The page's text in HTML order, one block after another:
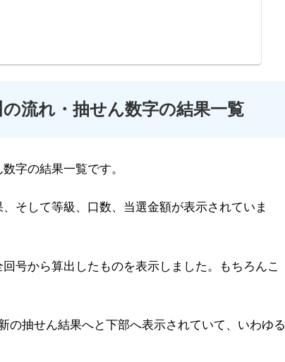
流れ・抽せん数字の結果一覧
字の結果一覧です。
そして等級、口数、当選金額が表示されていま
号から算出したものを表示しました。もちろんこ
の抽せん結果へと下部へ表示されていて、いわゆる